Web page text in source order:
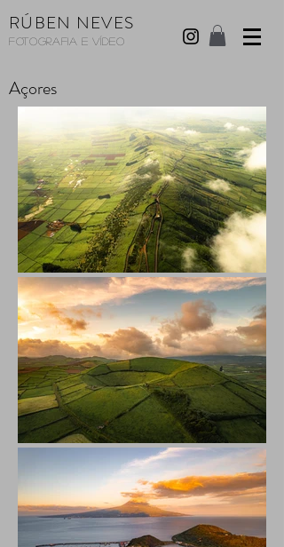
RÚBEN NEVES
Fotografia e Vídeo
Açores